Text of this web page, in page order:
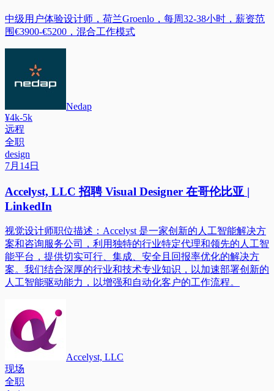
中级用户体验设计师，荷兰Groenlo，每周32-38小时，薪资范
围€3900-€5200，混合工作模式
Nedap
¥4k-5k
远程
全职
design
7月14日
Accelyst, LLC 招聘 Visual Designer 在哥伦比亚 |
LinkedIn
视觉设计师职位描述：Accelyst 是一家创新的人工智能解决方
案和咨询服务公司，利用独特的行业特定代理和领先的人工智
能平台，提供切实可行、集成、安全且回报率优化的解决方
案。我们结合深厚的行业和技术专业知识，以加速部署创新的
人工智能驱动能力，以增强和自动化客户的工作流程。
Accelyst, LLC
现场
全职